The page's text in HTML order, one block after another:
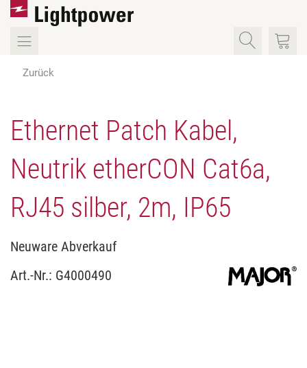
Zurück
Ethernet Patch Kabel,
Neutrik etherCON Cat6a,
RJ45 silber, 2m, IP65
Neuware Abverkauf
Art.-Nr.: G4000490